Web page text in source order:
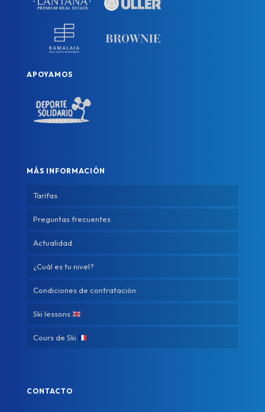
APOYAMOS
MÁS INFORMACIÓN
Tarifas
Preguntas frecuentes
Actualidad
¿Cuál es tu nivel?
Condiciones de contratación
Ski lessons
Cours de Ski
CONTACTO